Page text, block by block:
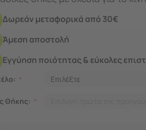
Δωρεάν μεταφορικά από 30€
Άμεση αποστολή
Εγγύηση ποιότητας & εύκολες
Θήκης: